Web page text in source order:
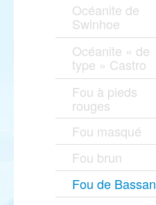
Océanite de
Swinhoe
Océanite « de
type » Castro
Fou à pieds
rouges
Fou masqué
Fou brun
Fou de Bassan